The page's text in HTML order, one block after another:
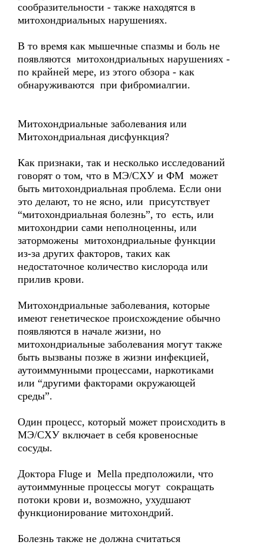
сообразительности - также находятся в
митохондриальных нарушениях.
В то время как мышечные спазмы и боль не
появляются митохондриальных нарушениях -
по крайней мере, из этого обзора - как
обнаруживаются при фибромиалгии.
Митохондриальные заболевания или
Митохондриальная дисфункция?
Как признаки, так и несколько исследований
говорят о том, что в МЭ/СХУ и ФМ может
быть митохондриальная проблема. Если они
это делают, то не ясно, или присутствует
“митохондриальная болезнь”, то есть, или
митохондрии сами неполноценны, или
заторможены митохондриальные функции
из-за других факторов, таких как
недостаточное количество кислорода или
прилив крови.
Митохондриальные заболевания, которые
имеют генетическое происхождение обычно
появляются в начале жизни, но
митохондриальные заболевания могут также
быть вызваны позже в жизни инфекцией,
аутоиммунными процессами, наркотиками
или “другими факторами окружающей
среды”.
Один процесс, который может происходить в
МЭ/СХУ включает в себя кровеносные
сосуды.
Доктора Fluge и Mella предположили, что
аутоиммунные процессы могут сокращать
потоки крови и, возможно, ухудшают
функционирование митохондрий.
Болезнь также не должна считаться